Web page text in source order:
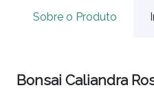
Sobre o Produto
Bonsai Caliandra